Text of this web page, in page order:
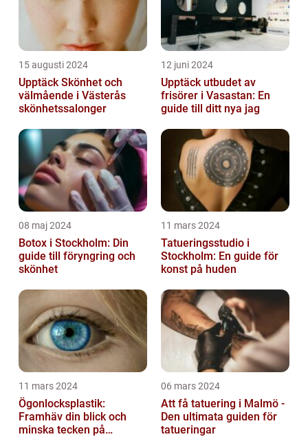
15 augusti 2024
Upptäck Skönhet och
välmående i Västerås
skönhetssalonger
12 juni 2024
Upptäck utbudet av
frisörer i Vasastan: En
guide till ditt nya jag
08 maj 2024
Botox i Stockholm: Din
guide till föryngring och
skönhet
11 mars 2024
Tatueringsstudio i
Stockholm: En guide för
konst på huden
11 mars 2024
Ögonlocksplastik:
Framhäv din blick och
minska tecken på
06 mars 2024
Att få tatuering i Malmö -
Den ultimata guiden för
tatueringar